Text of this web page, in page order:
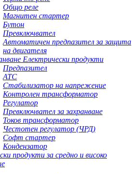
Общо реле
Магнитен стартер
Бутон
Превключвател
Автоматичен предпазител за защита
на двигателя
Електрически продукти
Предпазител
АТС
Стабилизатор на напрежение
Контролен трансформатор
Регулатор
Превключвател за захранване
Токов трансформатор
Честотен регулатор (ЧРД)
Софт стартер
Кондензатор
продукти за средно и високо